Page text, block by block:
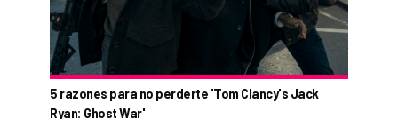
5 razones para no perderte 'Tom Clancy's Jack
Ryan: Ghost War'